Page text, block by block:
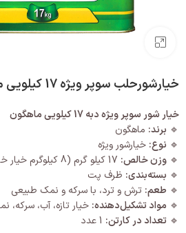
خیارشورحلب سوپر ویژه 17 کیلویی ماهگون
خیار شور سوپر ویژه دبه 17 کیلویی ماهگون
🔹 برند: ماهگون
🔹 نوع: خیارشور ویژه
🔹 وزن خالص:
🔹 بسته‌بندی: ظرف پت
🔹 طعم: ترش و ترد، با سرکه و نمک طبیعی
🔹 مواد تشکیل‌دهنده: خیار تازه، آب،
🔹 تعداد در کارتن: